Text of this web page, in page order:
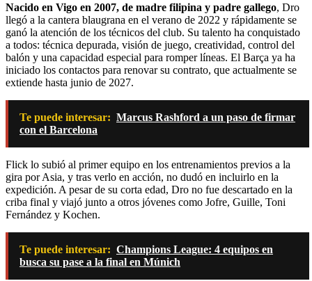
Nacido en Vigo en 2007, de madre filipina y padre gallego, Dro
llegó a la cantera blaugrana en el verano de 2022 y rápidamente se
ganó la atención de los técnicos del club. Su talento ha conquistado
a todos: técnica depurada, visión de juego, creatividad, control del
balón y una capacidad especial para romper líneas. El Barça ya ha
iniciado los contactos para renovar su contrato, que actualmente se
extiende hasta junio de 2027.
Te puede interesar: Marcus Rashford a un paso de firmar
con el Barcelona
Flick lo subió al primer equipo en los entrenamientos previos a la
gira por Asia, y tras verlo en acción, no dudó en incluirlo en la
expedición. A pesar de su corta edad, Dro no fue descartado en la
criba final y viajó junto a otros jóvenes como Jofre, Guille, Toni
Fernández y Kochen.
Te puede interesar: Champions League: 4 equipos en
busca su pase a la final en Múnich